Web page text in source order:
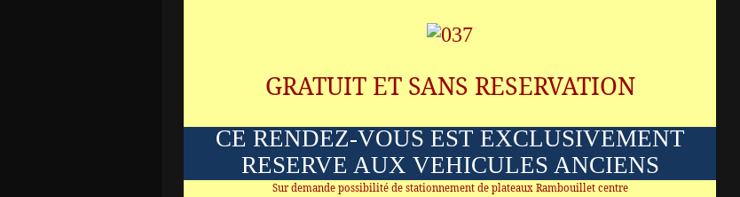
GRATUIT ET SANS RESERVATION
CE RENDEZ-VOUS EST EXCLUSIVEMENT
RESERVE AUX VEHICULES ANCIENS
Sur demande possibilité de stationnement de plateaux Rambouillet centre